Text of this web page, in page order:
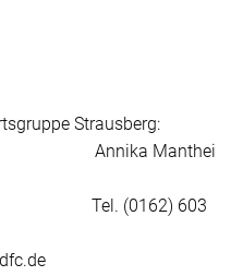
Strausberg:
Annika Manthei
Tel. (0162) 603